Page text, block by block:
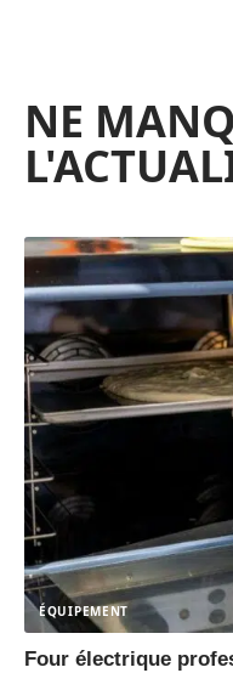
NE
ÉQUIPEMENT
Four électrique